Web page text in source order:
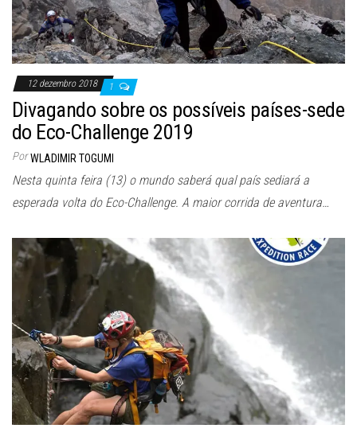
12 dezembro 2018 1
Divagando sobre os possíveis países-sede
do Eco-Challenge 2019
Por WLADIMIR TOGUMI
Nesta quinta feira (13) o mundo saberá qual país sediará a
esperada volta do Eco-Challenge. A maior corrida de aventura…